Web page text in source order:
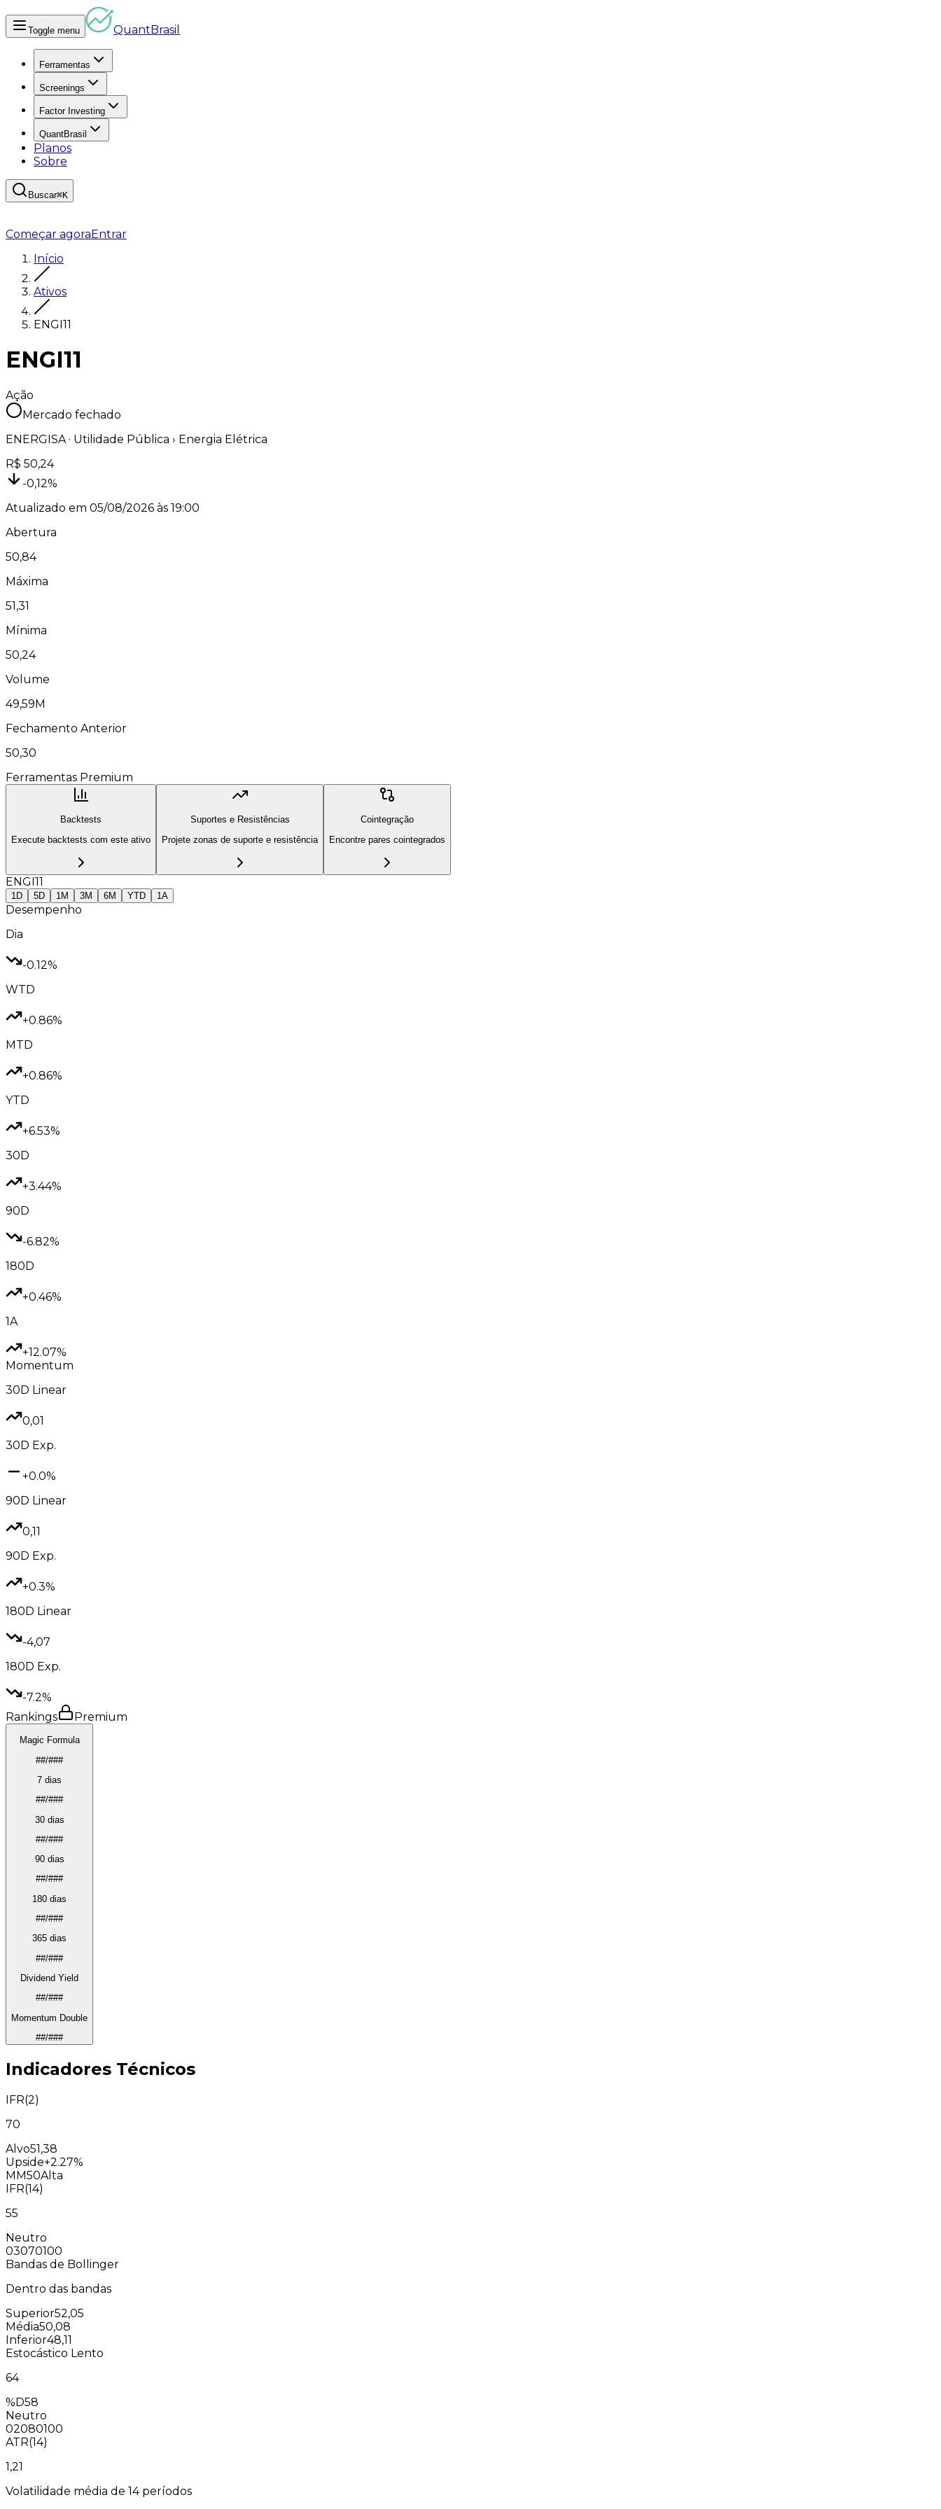
Toggle menu QuantBrasil
Ferramentas
Screenings
Factor Investing
QuantBrasil
Planos
Sobre
Buscar⌘K
Começar agoraEntrar
Início
Ativos
ENGI11
ENGI11
Ação
Mercado fechado
ENERGISA· Utilidade Pública › Energia Elétrica
R$ 50,24
-0,12%
Atualizado em 05/08/2026 às 19:00
Abertura
50,84
Máxima
51,31
Mínima
50,24
Volume
49,59M
Fechamento Anterior
50,30
Ferramentas Premium
Backtests
Execute backtests com este ativo
Suportes e Resistências
Projete zonas de suporte e resistência
Cointegração
Encontre pares cointegrados
ENGI11
1D 5D 1M 3M 6M YTD 1A
Desempenho
Dia
-0.12%
WTD
+0.86%
MTD
+0.86%
YTD
+6.53%
30D
+3.44%
90D
-6.82%
180D
+0.46%
1A
+12.07%
Momentum
30D Linear
0,01
30D Exp.
+0.0%
90D Linear
0,11
90D Exp.
+0.3%
180D Linear
-4,07
180D Exp.
-7.2%
Rankings
Premium
Magic Formula
##/###
7 dias
##/###
30 dias
##/###
90 dias
##/###
180 dias
##/###
365 dias
##/###
Dividend Yield
##/###
Momentum Double
##/###
Indicadores Técnicos
IFR(2)
70
Alvo51,38
Upside+2.27%
MM50Alta
IFR(14)
55
Neutro
03070100
Bandas de Bollinger
Dentro das bandas
Superior52,05
Média50,08
Inferior48,11
Estocástico Lento
64
%D58
Neutro
02080100
ATR(14)
1,21
Volatilidade média de 14 períodos